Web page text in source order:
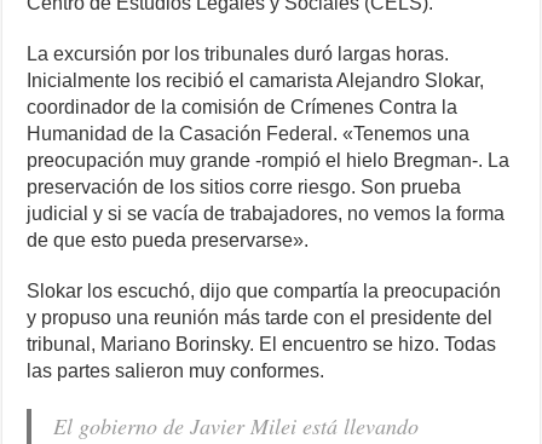
La excursión por los tribunales duró largas horas.
Inicialmente los recibió el camarista Alejandro Slokar,
coordinador de la comisión de Crímenes Contra la
Humanidad de la Casación Federal. «Tenemos una
preocupación muy grande -rompió el hielo Bregman-. La
preservación de los sitios corre riesgo. Son prueba
judicial y si se vacía de trabajadores, no vemos la forma
de que esto pueda preservarse».
Slokar los escuchó, dijo que compartía la preocupación
y propuso una reunión más tarde con el presidente del
tribunal, Mariano Borinsky. El encuentro se hizo. Todas
las partes salieron muy conformes.
El gobierno de Javier Milei está llevando